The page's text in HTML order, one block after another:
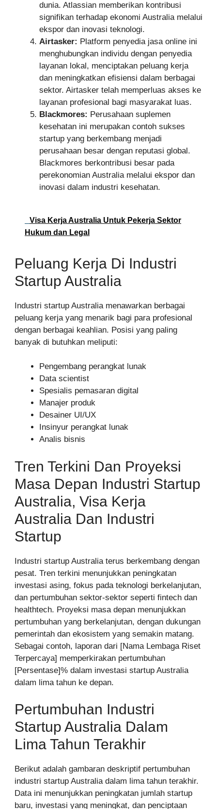
dunia. Atlassian memberikan kontribusi
signifikan terhadap ekonomi Australia melalui
ekspor dan inovasi teknologi.
Airtasker: Platform penyedia jasa online ini
menghubungkan individu dengan penyedia
layanan lokal, menciptakan peluang kerja
dan meningkatkan efisiensi dalam berbagai
sektor. Airtasker telah memperluas akses ke
layanan profesional bagi masyarakat luas.
Blackmores: Perusahaan suplemen
kesehatan ini merupakan contoh sukses
startup yang berkembang menjadi
perusahaan besar dengan reputasi global.
Blackmores berkontribusi besar pada
perekonomian Australia melalui ekspor dan
inovasi dalam industri kesehatan.
Visa Kerja Australia Untuk Pekerja Sektor
Hukum dan Legal
Peluang Kerja Di Industri
Startup Australia
Industri startup Australia menawarkan berbagai
peluang kerja yang menarik bagi para profesional
dengan berbagai keahlian. Posisi yang paling
banyak di butuhkan meliputi:
Pengembang perangkat lunak
Data scientist
Spesialis pemasaran digital
Manajer produk
Desainer UI/UX
Insinyur perangkat lunak
Analis bisnis
Tren Terkini Dan Proyeksi
Masa Depan Industri Startup
Australia, Visa Kerja
Australia Dan Industri
Startup
Industri startup Australia terus berkembang dengan
pesat. Tren terkini menunjukkan peningkatan
investasi asing, fokus pada teknologi berkelanjutan,
dan pertumbuhan sektor-sektor seperti fintech dan
healthtech. Proyeksi masa depan menunjukkan
pertumbuhan yang berkelanjutan, dengan dukungan
pemerintah dan ekosistem yang semakin matang.
Sebagai contoh, laporan dari [Nama Lembaga Riset
Terpercaya] memperkirakan pertumbuhan
[Persentase]% dalam investasi startup Australia
dalam lima tahun ke depan.
Pertumbuhan Industri
Startup Australia Dalam
Lima Tahun Terakhir
Berikut adalah gambaran deskriptif pertumbuhan
industri startup Australia dalam lima tahun terakhir.
Data ini menunjukkan peningkatan jumlah startup
baru, investasi yang meningkat, dan penciptaan